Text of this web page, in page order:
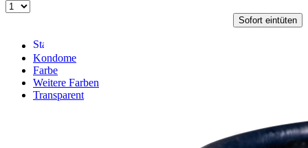
Sofort eintüten
Kondome
Farbe
Weitere Farben
Transparent